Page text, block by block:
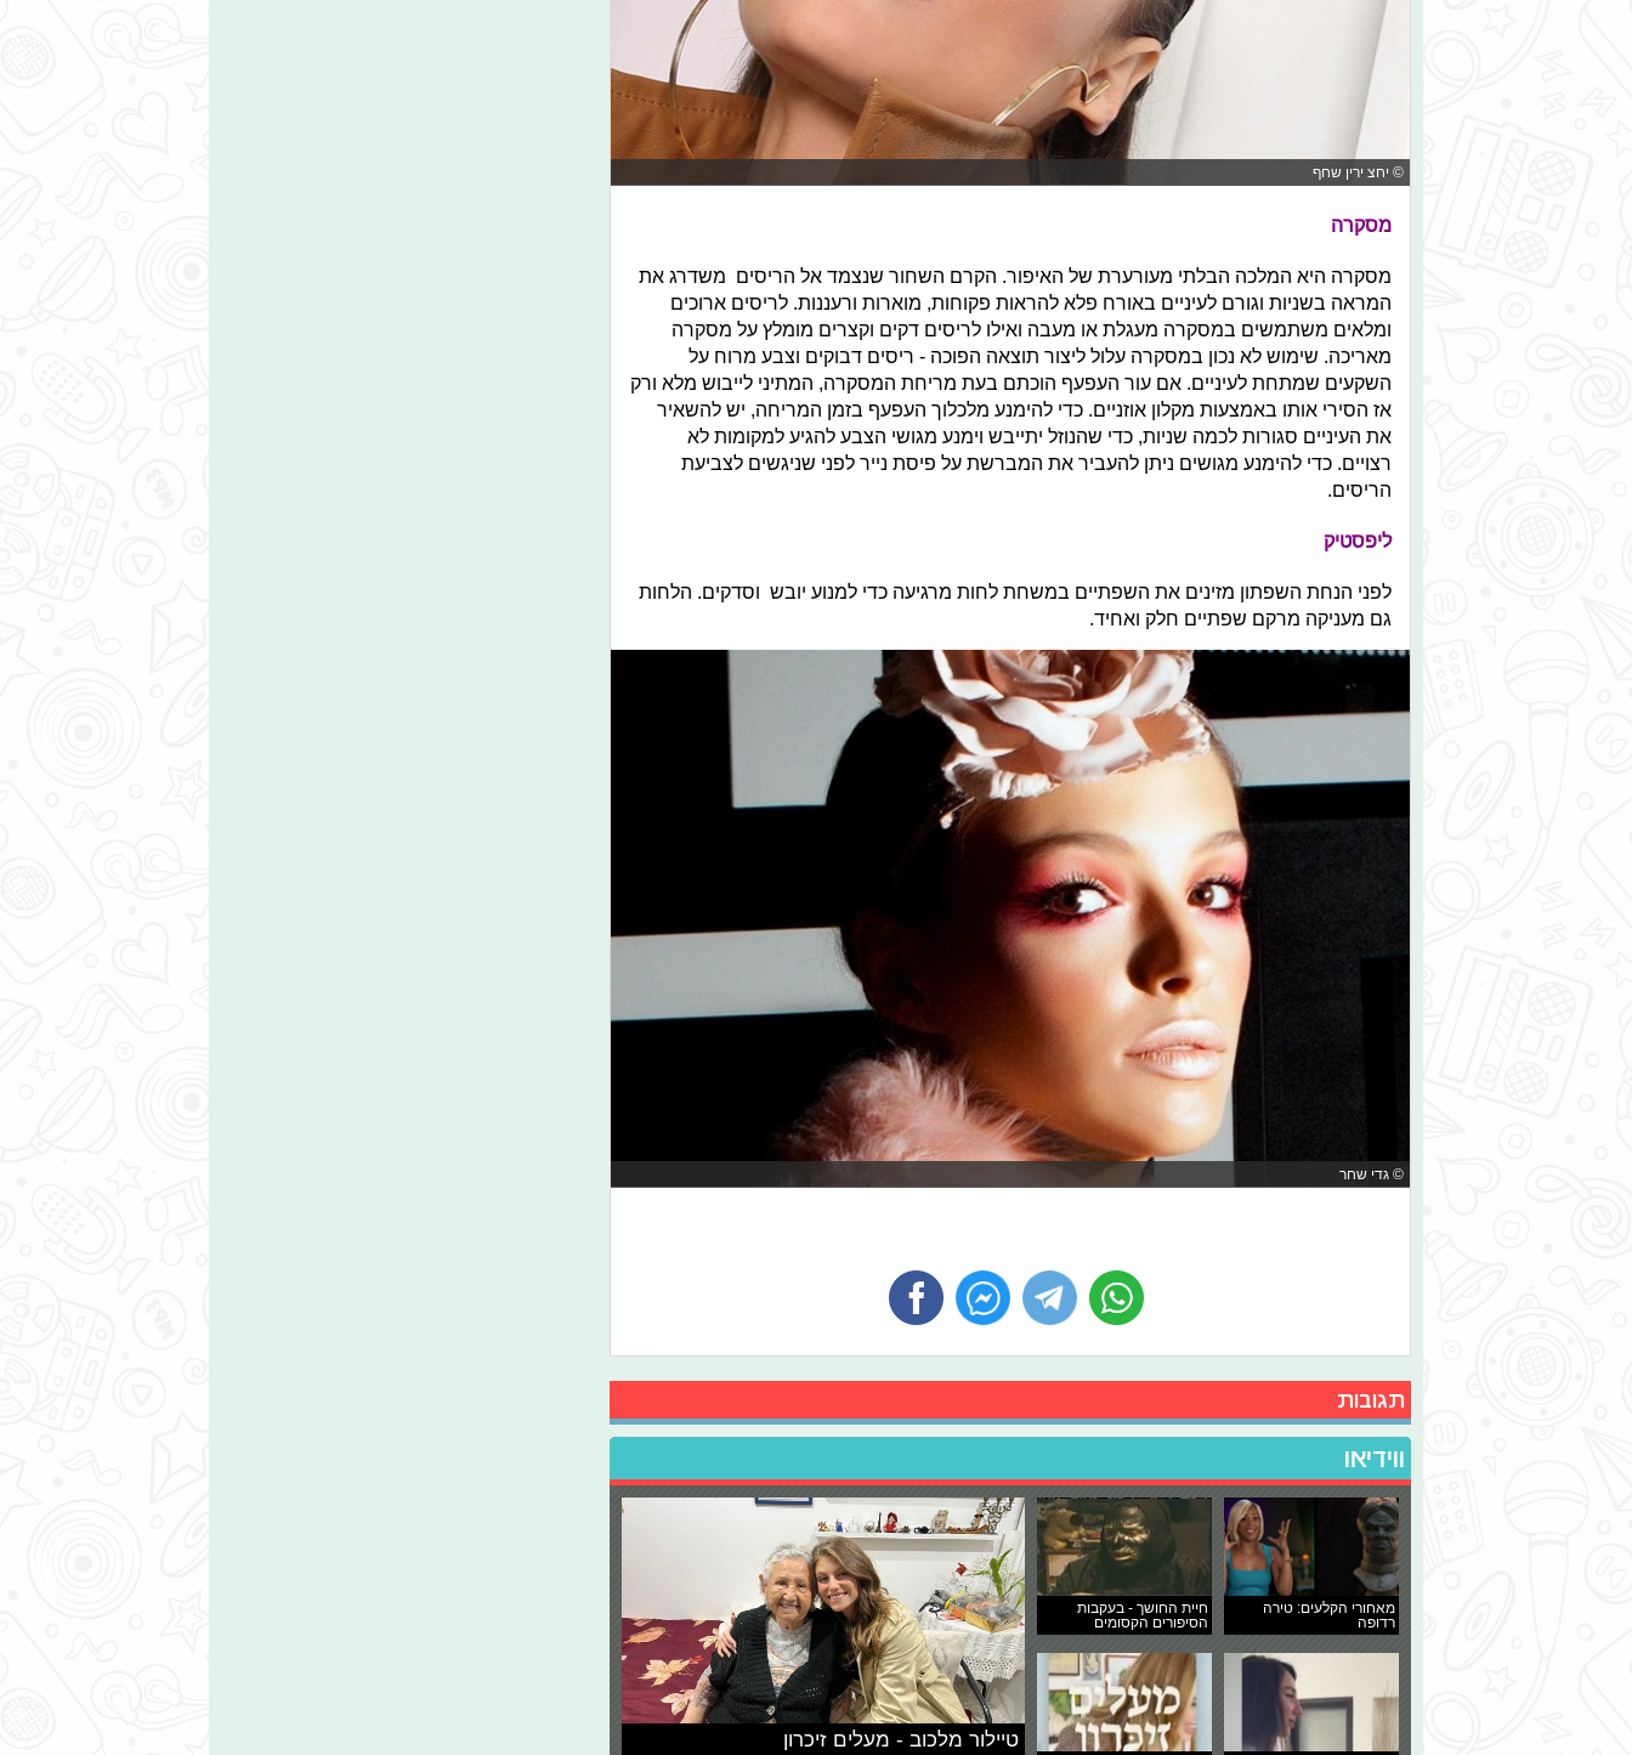
© יחצ ירין שחף
מסקרה
מסקרה היא המלכה הבלתי מעורערת של האיפור. הקרם השחור שנצמד אל הריסים משדרג את
המראה בשניות וגורם לעיניים באורח פלא להראות פקוחות, מוארות ורעננות. לריסים ארוכים
ומלאים משתמשים במסקרה מעגלת או מעבה ואילו לריסים דקים וקצרים מומלץ על מסקרה
מאריכה. שימוש לא נכון במסקרה עלול ליצור תוצאה הפוכה - ריסים דבוקים וצבע מרוח על
השקעים שמתחת לעיניים. אם עור העפעף הוכתם בעת מריחת המסקרה, המתיני לייבוש מלא ורק
אז הסירי אותו באמצעות מקלון אוזניים. כדי להימנע מלכלוך העפעף בזמן המריחה, יש להשאיר
את העיניים סגורות לכמה שניות, כדי שהנוזל יתייבש וימנע מגושי הצבע להגיע למקומות לא
רצויים. כדי להימנע מגושים ניתן להעביר את המברשת על פיסת נייר לפני שניגשים לצביעת
הריסים.
ליפסטיק
לפני הנחת השפתון מזינים את השפתיים במשחת לחות מרגיעה כדי למנוע יובש וסדקים. הלחות
גם מעניקה מרקם שפתיים חלק ואחיד.
© גדי שחר
תגובות
ווידיאו
מאחורי הקלעים: טירה
רדופה
חיית החושך - בעקבות
הסיפורים הקסומים
טיילור מלכוב - מעלים זיכרון